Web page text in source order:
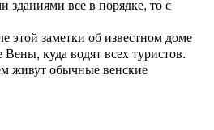
зданиями все в порядке, то с
этой заметки об известном доме
куда водят всех туристов.
живут обычные венские